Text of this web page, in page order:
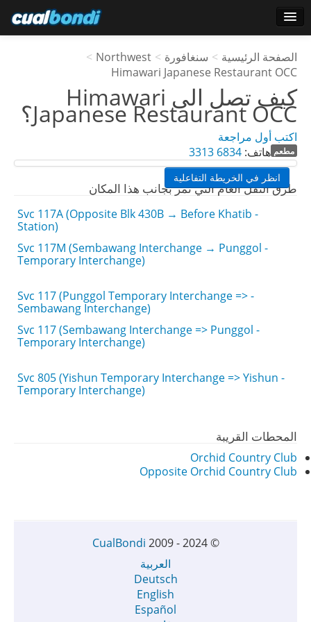
مستخدمي ستار
تصويت
الصفحة الرئيسية > سنغافورة >
Northwest
>
Himawari Japanese Restaurant OCC
كيف تصل الى Himawari
Japanese Restaurant OCC؟
اكتب أول مراجعة
مطعم هاتف: 6834 3313
انظر في الخريطة التفاعلية
طرق النقل العام التي تمر بجانب هذا المكان
- Svc 117A (Opposite Blk 430B → Before Khatib
Station)
- Svc 117M (Sembawang Interchange → Punggol
Temporary Interchange)
- Svc 117 (Punggol Temporary Interchange =>
Sembawang Interchange)
- Svc 117 (Sembawang Interchange => Punggol
Temporary Interchange)
- Svc 805 (Yishun Temporary Interchange => Yishun
Temporary Interchange)
المحطات القريبة
Orchid Country Club
Opposite Orchid Country Club
©
CualBondi 2009 - 2024
العربية
Deutsch
English
Español